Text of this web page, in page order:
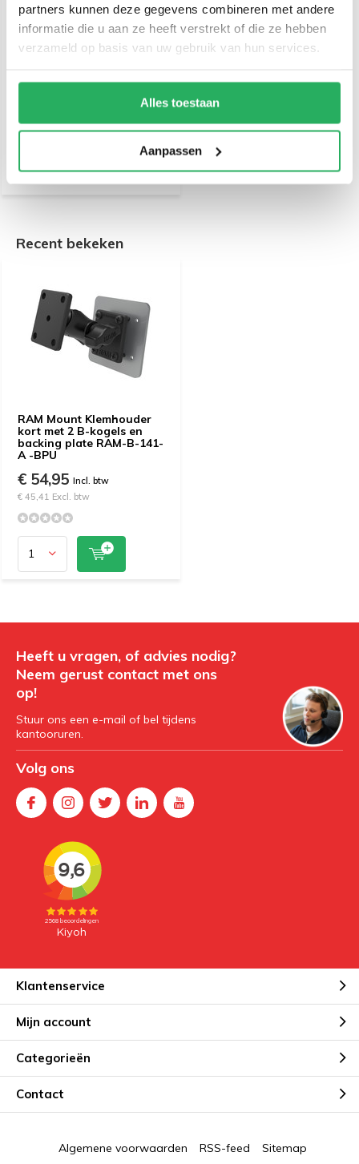
partners kunnen deze gegevens combineren met andere
informatie die u aan ze heeft verstrekt of die ze hebben
verzameld op basis van uw gebruik van hun services.
Alles toestaan
Aanpassen
Beveiligde draaiknop
€ 14,95Incl. btw
Recent bekeken
RAM Mount Klemhouder
kort met 2 B-kogels en
backing plate RAM-B-141-
A -BPU
€ 54,95 Incl. btw
€ 45,41 Excl. btw
Heeft u vragen, of advies nodig?
Neem gerust contact met ons
op!
Stuur ons een e-mail of bel tijdens
kantooruren.
Volg ons
Klantenservice
Mijn account
Categorieën
Contact
Algemene voorwaarden RSS-feed Sitemap